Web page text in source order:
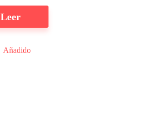
Leer
Añadido